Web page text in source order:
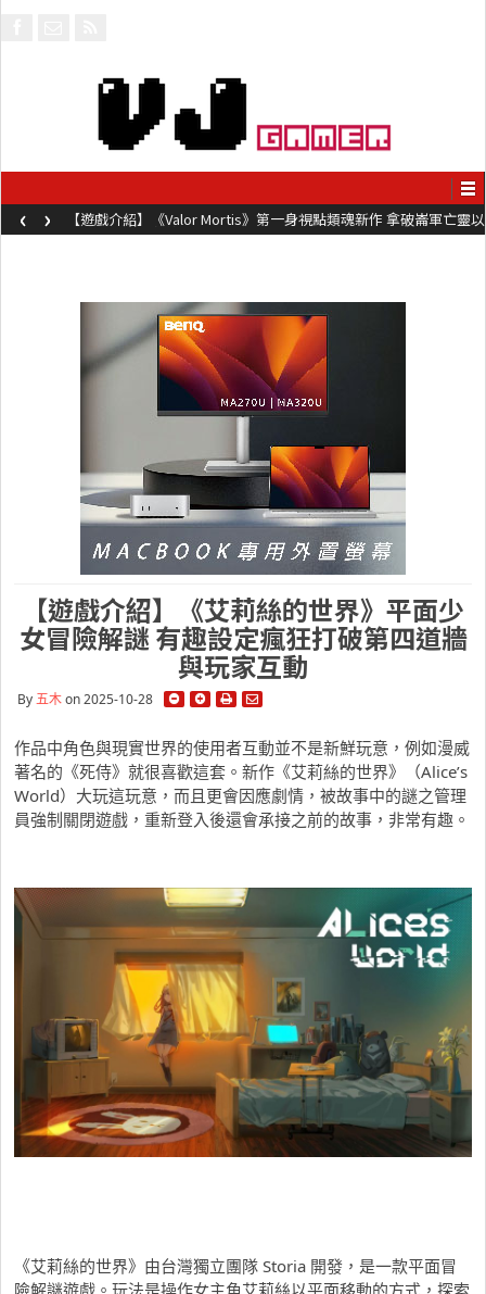
【遊戲介紹】《Valor Mortis》第一身視點類魂新作 拿破崙軍亡靈以
槍械劍與魔法殺敵
‹ ›
【遊戲介紹】《艾莉絲的世界》平面少
女冒險解謎 有趣設定瘋狂打破第四道牆
與玩家互動
By五木on 2025-10-28
作品中角色與現實世界的使用者互動並不是新鮮玩意，例如漫威
著名的《死侍》就很喜歡這套。新作《艾莉絲的世界》（Alice’s
World）大玩這玩意，而且更會因應劇情，被故事中的謎之管理
員強制關閉遊戲，重新登入後還會承接之前的故事，非常有趣。
《艾莉絲的世界》由台灣獨立團隊 Storia 開發，是一款平面冒
險解謎遊戲。玩法是操作女主角艾莉絲以平面移動的方式，探索